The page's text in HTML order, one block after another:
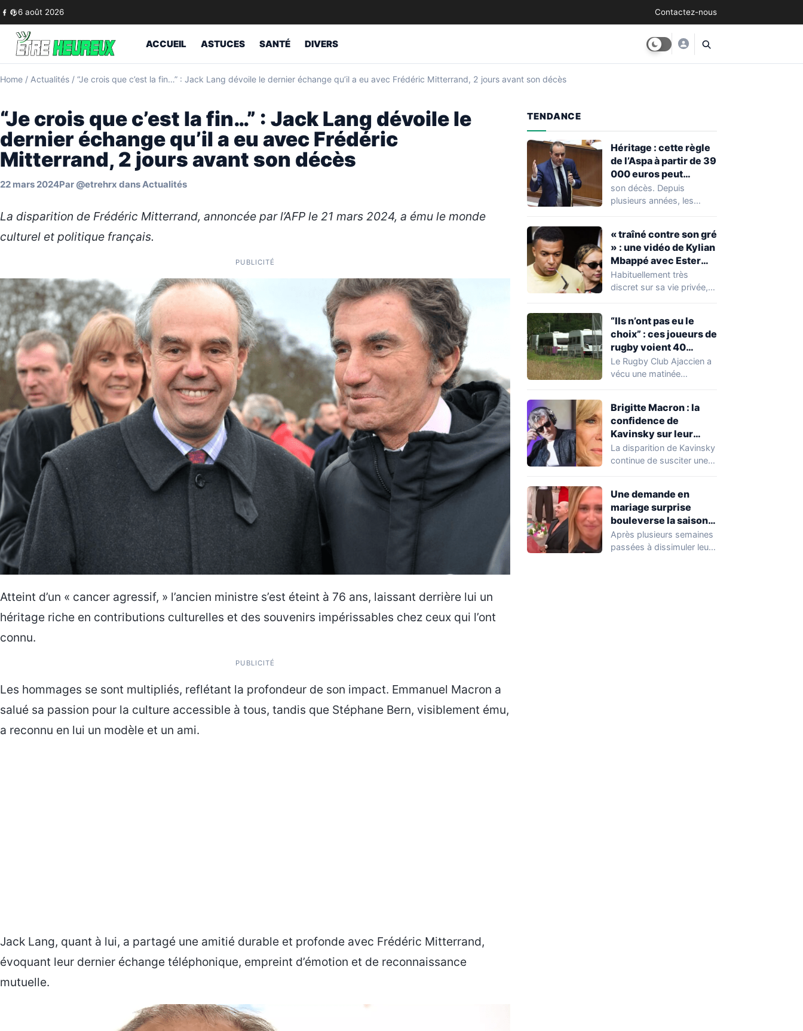
Skip to content
6 août 2026 Contactez-nous
ACCUEIL ASTUCES SANTÉ DIVERS
Home / Actualités / “Je crois que c’est la fin…” : Jack Lang dévoile le dernier échange qu’il a eu avec Frédéric Mitterrand, 2 jours avant son décès
“Je crois que c’est la fin…” : Jack Lang dévoile le
dernier échange qu’il a eu avec Frédéric
Mitterrand, 2 jours avant son décès
22 mars 2024Par @etrehrx dansActualités
La disparition de Frédéric Mitterrand, annoncée par l’AFP le 21 mars 2024, a ému le monde
culturel et politique français.
PUBLICITÉ
Atteint d’un « cancer agressif, » l’ancien ministre s’est éteint à 76 ans, laissant derrière lui un
héritage riche en contributions culturelles et des souvenirs impérissables chez ceux qui l’ont
connu.
PUBLICITÉ
Les hommages se sont multipliés, reflétant la profondeur de son impact. Emmanuel Macron a
salué sa passion pour la culture accessible à tous, tandis que Stéphane Bern, visiblement ému,
a reconnu en lui un modèle et un ami.
Jack Lang, quant à lui, a partagé une amitié durable et profonde avec Frédéric Mitterrand,
évoquant leur dernier échange téléphonique, empreint d’émotion et de reconnaissance
mutuelle.
TENDANCE
Héritage : cette règle
de l’Aspa à partir de 39
000 euros peut
réserver une
mauvaise surprise à
son décès. Depuis
plusieurs années, les
concernant le seuil…
« traîné contre son gré
» : une vidéo de Kylian
Mbappé avec Ester
Expósito en Italie agite
la toile
Habituellement très
discret sur sa vie privée,
“Ils n’ont pas eu le
choix” : ces joueurs de
rugby voient 40
caravanes de gens du
voyage s’installer
heure
Le Rugby Club Ajaccien a
vécu une matinée
découverte d'une…
Brigitte Macron : la
confidence de
Kavinsky sur leur
relation
La disparition de Kavinsky
continue de susciter une
Une demande en
mariage surprise
bouleverse la saison
de Secret Story
Après plusieurs semaines
passées à dissimuler leur